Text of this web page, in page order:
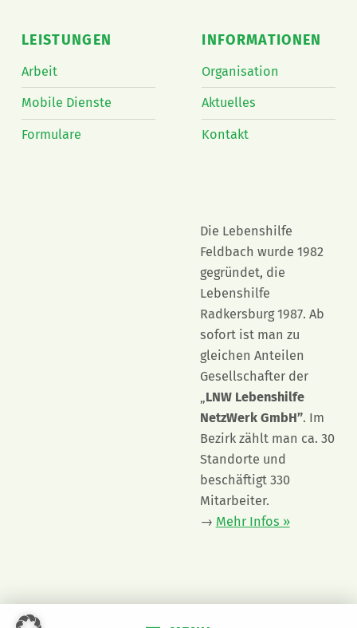
LEISTUNGEN
Arbeit
Mobile Dienste
Formulare
INFORMATIONEN
Organisation
Aktuelles
Kontakt
Die Lebenshilfe
Feldbach wurde 1982
gegründet, die
Lebenshilfe
Radkersburg 1987. Ab
sofort ist man zu
gleichen Anteilen
Gesellschafter der
LNW Lebenshilfe
NetzWerk GmbH”. Im
Bezirk zählt man ca. 30
Standorte und
beschäftigt 330
Mitarbeiter.
→ Mehr Infos »